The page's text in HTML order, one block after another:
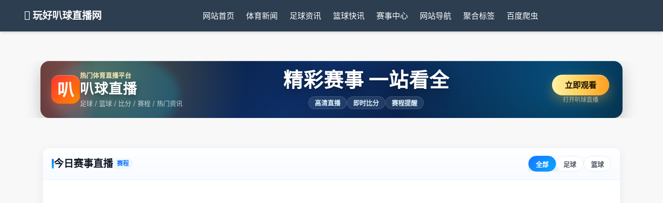
玩好叭球直播网 网站首页 体育新闻 足球资讯 篮球快讯 赛事中心 网站导航 聚合标签 百度爬虫
叭
热门体育直播平台
叭球直播
足球 / 篮球 / 比分 / 赛程 / 热门资讯
精彩赛事 一站看全
高清直播 即时比分 赛程提醒
立即观看
打开叭球直播